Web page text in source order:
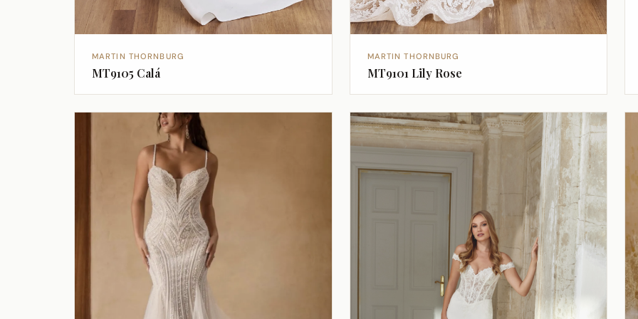
MARTIN THORNBURG
MT9105 Calá
MARTIN THORNBURG
MT9101 Lily Rose